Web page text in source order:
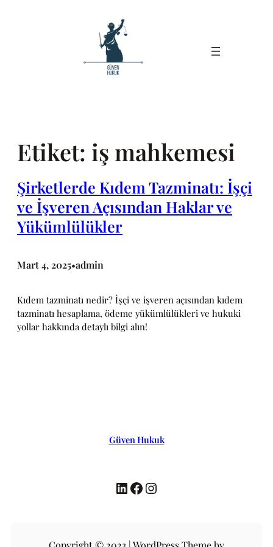
Etiket: iş mahkemesi
Şirketlerde Kıdem Tazminatı: İşçi
ve İşveren Açısından Haklar ve
Yükümlülükler
Mart 4, 2025•admin
Kıdem tazminatı nedir? İşçi ve işveren açısından kıdem
tazminatı hesaplama, ödeme yükümlülükleri ve hukuki
yollar hakkında detaylı bilgi alın!
Güven Hukuk
LinkedIn Facebook Instagram